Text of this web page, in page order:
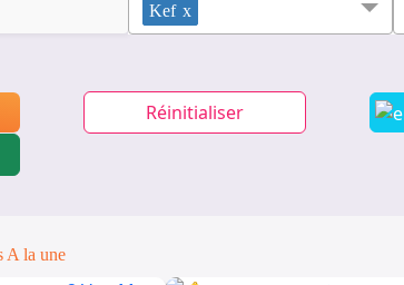
Kef x
Réinitialiser
A la une